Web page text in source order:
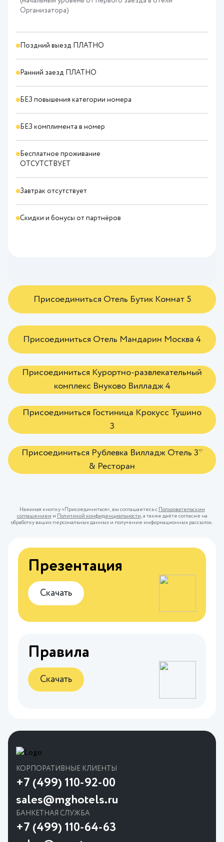
Поздний выезд БЕСПЛАТНО до 13:00
Ранний заезд ПЛАТНО
БЕЗ повышения категории номера
БЕЗ комплимента в номер
Бесплатное проживание
ОТСУТСТВУЕТ
Завтрак отсутствует
Скидки и бонусы от партнёров
Присоединиться Отель Бутик Комнат 5
Присоединиться Отель Мандарин Москва 4
Присоединиться Курортно-развлекательный
комплекс Внуково Вилладж 4
Присоединиться Гостиница Крокусc Тушино
3
Присоединиться Рублевка Вилладж Отель 3*
& Ресторан
Нажимая кнопку «Присоединиться», вы соглашаетесь с Пользовательским
соглашением и Политикой конфиденциальности , а также даёте согласие на
обработку ваших персональных данных и получение информационных рассылок.
Презентация
Скачать
Правила
Скачать
КОРПОРАТИВНЫЕ КЛИЕНТЫ
+7 (499) 110-92-00
sales@mghotels.ru
БАНКЕТНАЯ СЛУЖБА
+7 (499) 110-64-63